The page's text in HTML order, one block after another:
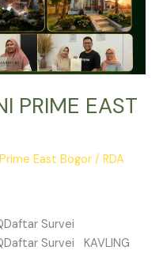
PRIME EAST
Prime East Bogor /RDA
Survei
Survei KAVLING